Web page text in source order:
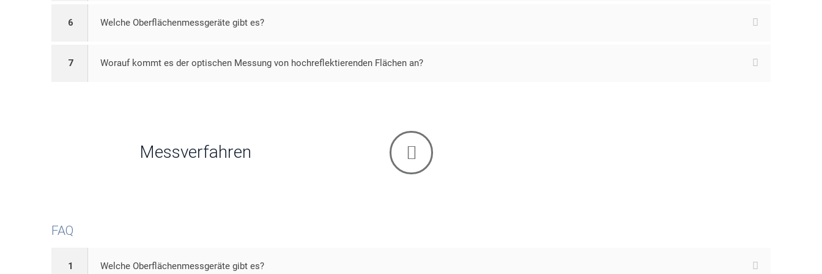
6 Welche Oberflächenmessgeräte gibt es?
7 Worauf kommt es der optischen Messung von hochreflektierenden Flächen an?
Messverfahren
FAQ
1 Welche Oberflächenmessgeräte gibt es?